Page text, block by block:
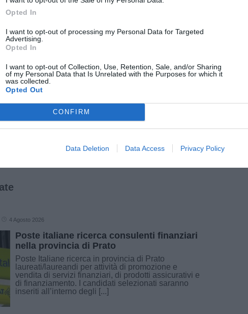
Opted In
I want to opt-out of processing my Personal Data for Targeted
Advertising.
Opted In
I want to opt-out of Collection, Use, Retention, Sale, and/or Sharing
of my Personal Data that Is Unrelated with the Purposes for which it
was collected.
Opted Out
CONFIRM
Data Deletion Data Access Privacy Policy
è richiesta esperienza pregressa, in modo che
possa avvicinarsi a questo mestiere.
pertanto a ragazze e ragazzi che aspirino a scoprire
e che siano motivati a percorrere nuove
utili al raggiungimento del proprio obiettivo
ambito dei media televisivi.
le modalità di svolgimento, orari, costi di iscrizione e
dal sito www.manifatturedigitalicinema.it.
4 Agosto 2026
Poste italiane ricerca consulenti finanziari
nella provincia di Prato
Poste Italiane ricerca in provincia di Prato
laureati/laureandi per attività di promozione e
vendita di servizi finanziari, di prodotti assicurativi e
di finanziamento. I candidati selezionati saranno
inseriti all’interno degli [...]